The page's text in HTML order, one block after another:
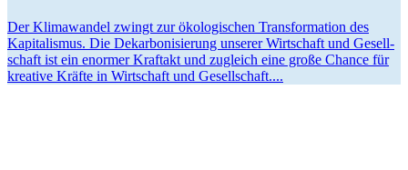
Der Klima­wandel zwingt zur ökolo­gi­schen Trans­for­mation des
Kapita­lismus. Die Dekar­bo­ni­sierung unserer Wirtschaft und Gesell­
schaft ist ein enormer Kraftakt und zugleich eine große Chance für
kreative Kräfte in Wirtschaft und Gesellschaft....